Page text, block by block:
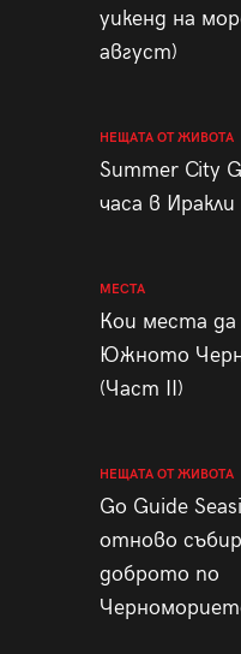
уикенд на
август)
НЕЩАТА ОТ ЖИВОТА
Summer City
часа в Иракли
МЕСТА
Кои места
Южното
(Част II)
НЕЩАТА ОТ ЖИВОТА
Go Guide
отново
доброто по